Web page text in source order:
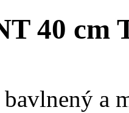
40 cm
a